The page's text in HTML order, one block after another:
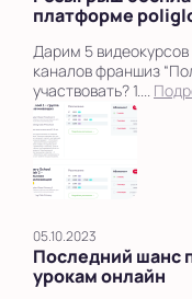
платформе
Дарим 5
каналов франшиз
участвовать? 1....
05.10.2023
Последний шанс
урокам онлайн